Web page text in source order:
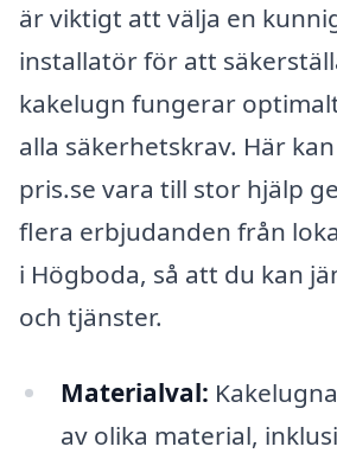
är viktigt att välja en
installatör för att
kakelugn fungerar
alla säkerhetskrav. Här
pris.se vara till stor hjälp
flera erbjudanden från
i Högboda, så att du kan
och tjänster.
Materialval:
av olika material,